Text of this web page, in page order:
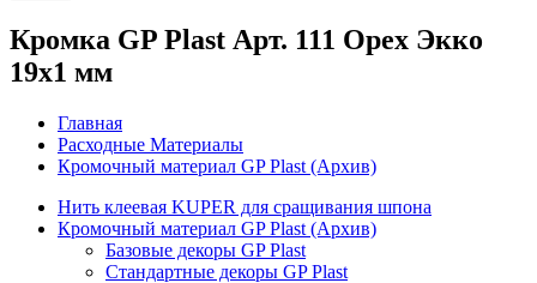
Кромка GP Plast Арт. 111 Орех Экко
19x1 мм
Главная
Расходные Материалы
Кромочный материал GP Plast (Архив)
Нить клеевая KUPER для сращивания шпона
Кромочный материал GP Plast (Архив)
Базовые декоры GP Plast
Стандартные декоры GP Plast